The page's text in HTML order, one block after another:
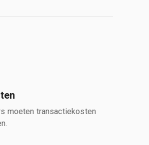
moeten transactiekosten